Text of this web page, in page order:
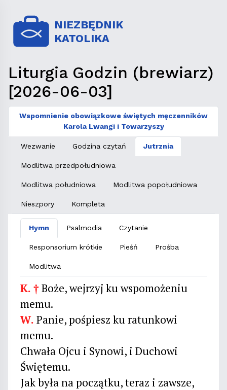
NIEZBĘDNIK
KATOLIKA
Liturgia Godzin (brewiarz)
[2026-06-03]
Wspomnienie obowiązkowe świętych męczenników
Karola Lwangi i Towarzyszy
Wezwanie Godzina czytań Jutrznia
Modlitwa przedpołudniowa
Modlitwa południowa Modlitwa popołudniowa
Nieszpory Kompleta
Hymn Psalmodia Czytanie
Responsorium krótkie Pieśń Prośba
Modlitwa
K. † Boże, wejrzyj ku wspomożeniu
memu.
W. Panie, pośpiesz ku ratunkowi
memu.
Chwała Ojcu i Synowi, i Duchowi
Świętemu.
Jak była na początku, teraz i zawsze,